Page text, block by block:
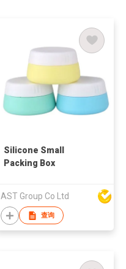
Silicone Small
Packing Box
AST Group Co Ltd
查询